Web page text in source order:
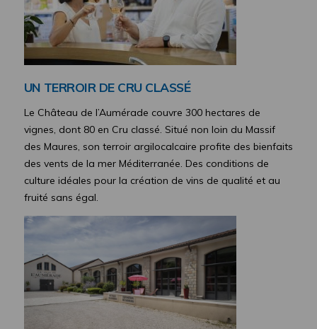
UN TERROIR DE CRU CLASSÉ
Le Château de l’Aumérade couvre 300 hectares de
vignes, dont 80 en Cru classé. Situé non loin du Massif
des Maures, son terroir argilocalcaire profite des bienfaits
des vents de la mer Méditerranée. Des conditions de
culture idéales pour la création de vins de qualité et au
fruité sans égal.